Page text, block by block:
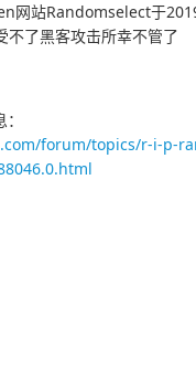
网站Randomselect于
不了黑客攻击所幸不管了
forum/topics/r-i-p-